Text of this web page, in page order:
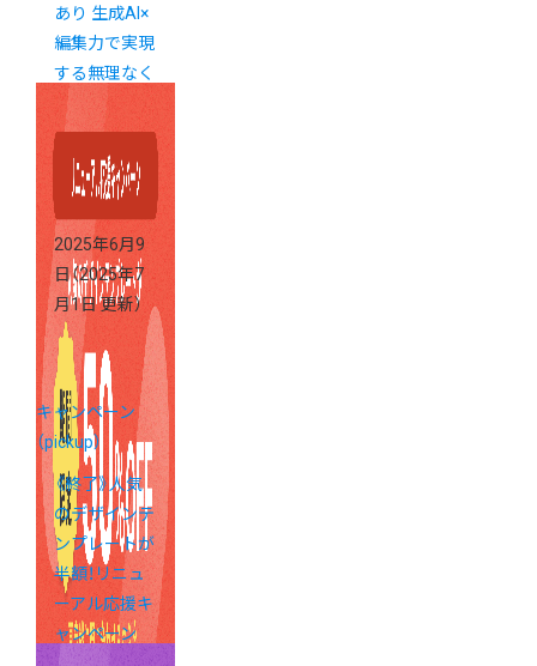
あり 生成AI×
編集力で実現
する無理なく
続ける発信の
コツ
2025年6月9
日（2025年7
月1日 更新）
キャンペーン
（pickup）
《終了》人気
のデザインテ
ンプレートが
半額！リニュ
ーアル応援キ
ャンペーン